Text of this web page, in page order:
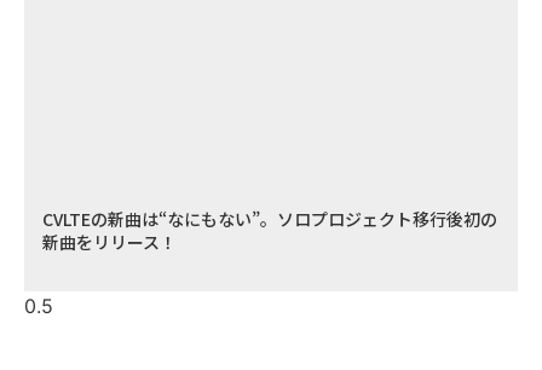
CVLTEの新曲は“なにもない”。ソロプロジェクト移行後初の
新曲をリリース！